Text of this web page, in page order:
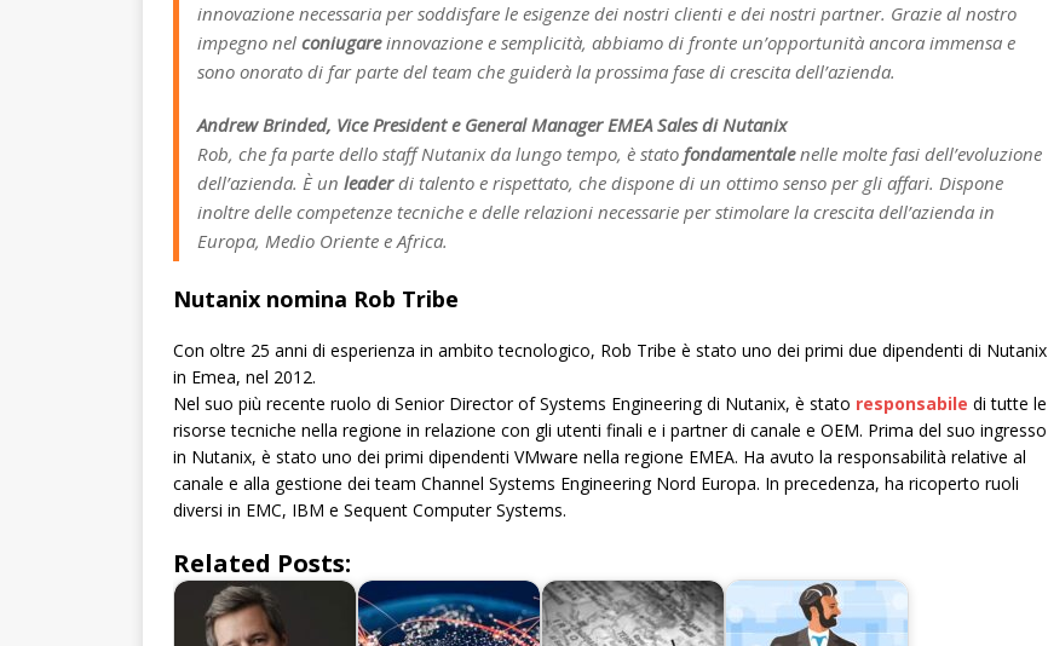
innovazione necessaria per soddisfare le esigenze dei nostri clienti e dei nostri partner. Grazie al nostro
impegno nel coniugareinnovazione e semplicità, abbiamo di fronte un’opportunità ancora immensa e
sono onorato di far parte del team che guiderà la prossima fase di crescita dell’azienda.
Andrew Brinded, Vice President e General Manager EMEA Sales di Nutanix
Rob, che fa parte dello staff Nutanix da lungo tempo, è stato fondamentalenelle molte fasi dell’evoluzione
dell’azienda. È un leaderdi talento e rispettato, che dispone di un ottimo senso per gli affari. Dispone
inoltre delle competenze tecniche e delle relazioni necessarie per stimolare la crescita dell’azienda in
Europa, Medio Oriente e Africa.
Nutanix nomina Rob Tribe
Con oltre 25 anni di esperienza in ambito tecnologico, Rob Tribe è stato uno dei primi due dipendenti di Nutanix
in Emea, nel 2012.
Nel suo più recente ruolo di Senior Director of Systems Engineering di Nutanix, è stato responsabile di tutte le
risorse tecniche nella regione in relazione con gli utenti finali e i partner di canale e OEM. Prima del suo ingresso
in Nutanix, è stato uno dei primi dipendenti VMware nella regione EMEA. Ha avuto la responsabilità relative al
canale e alla gestione dei team Channel Systems Engineering Nord Europa. In precedenza, ha ricoperto ruoli
diversi in EMC, IBM e Sequent Computer Systems.
Related Posts: